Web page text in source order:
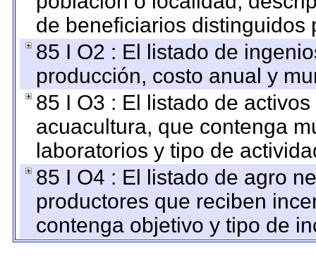
de beneficiarios distinguidos
85 I O2 : El listado de
producción, costo anual y
85 I O3 : El listado de
acuacultura, que contenga
laboratorios y tipo de
85 I O4 : El listado de agro
productores que reciben
contenga objetivo y tipo de